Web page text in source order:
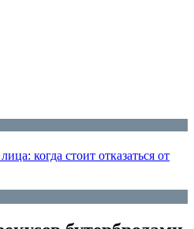
когда стоит отказаться от